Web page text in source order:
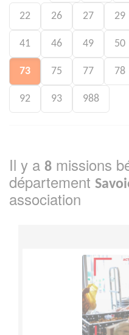
22 26 27 29
41 46 49 50
73 75 77 78
92 93 988
Il y a 8 missions
département
association